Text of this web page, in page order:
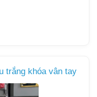
trắng khóa vân tay